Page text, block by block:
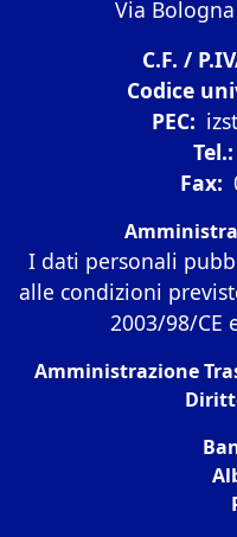
Via
C.F. /
Codice
PEC:
Tel.:
Fax:
I dati personali
alle condizioni
2003/98/CE
Amministrazione